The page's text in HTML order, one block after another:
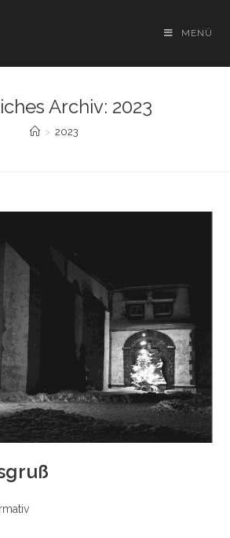
MENÜ
Archiv: 2023
> 2023